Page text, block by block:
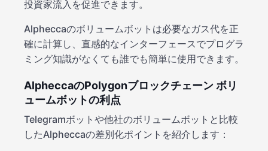
投資家流入を促進できます。
Alpheccaのボリュームボットは必要なガス代を正
確に計算し、直感的なインターフェースでプログラ
ミング知識がなくても誰でも簡単に使用できます。
AlpheccaのPolygonブロックチェーン ボリ
ュームボットの利点
Telegramボットや他社のボリュームボットと比較
したAlpheccaの差別化ポイントを紹介します：